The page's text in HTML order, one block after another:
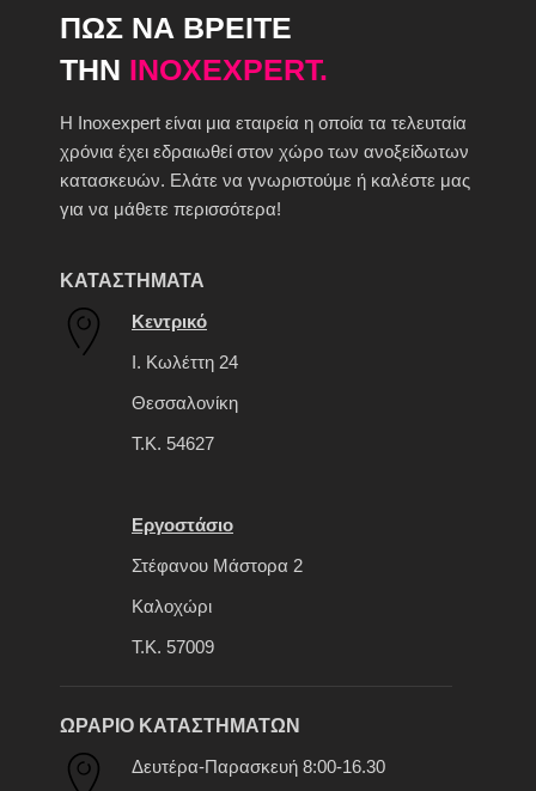
ΠΩΣ ΝΑ ΒΡΕΙΤΕ
ΤΗΝ INOXEXPERT.
H Inoxexpert είναι μια εταιρεία η οποία τα τελευταία
χρόνια έχει εδραιωθεί στον χώρο των ανοξείδωτων
κατασκευών. Ελάτε να γνωριστούμε ή καλέστε μας
για να μάθετε περισσότερα!
ΚΑΤΑΣΤΗΜΑΤΑ
Κεντρικό
Ι. Κωλέττη 24
Θεσσαλονίκη
Τ.Κ. 54627
Εργοστάσιο
Στέφανου Μάστορα 2
Καλοχώρι
Τ.Κ. 57009
ΩΡΑΡΙΟ ΚΑΤΑΣΤΗΜΑΤΩΝ
Δευτέρα-Παρασκευή 8:00-16.30